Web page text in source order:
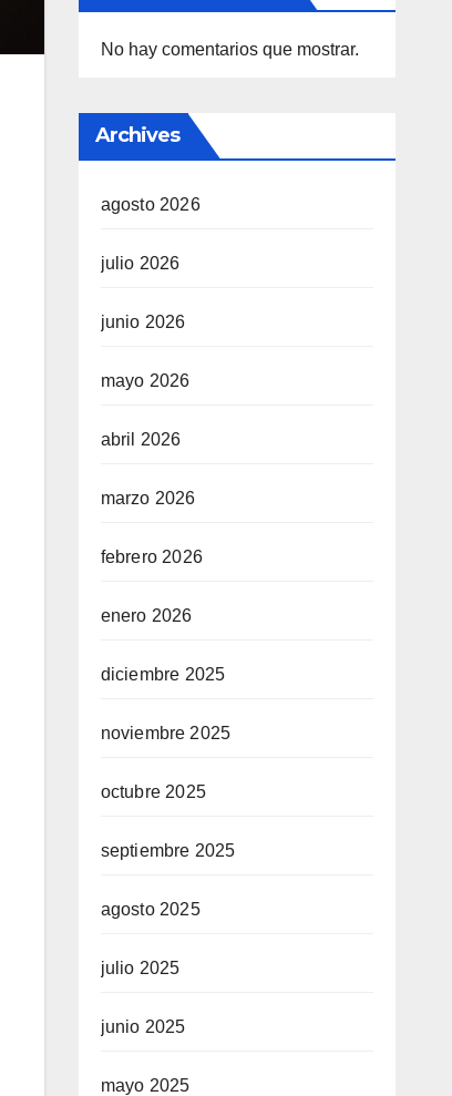
No hay comentarios que mostrar.
Archives
agosto 2026
julio 2026
junio 2026
mayo 2026
abril 2026
marzo 2026
febrero 2026
enero 2026
diciembre 2025
noviembre 2025
octubre 2025
septiembre 2025
agosto 2025
julio 2025
junio 2025
mayo 2025